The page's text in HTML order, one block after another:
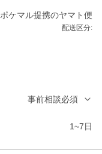
ポケマル提携のヤマト便
配送区分:
事前相談必須
1~7日